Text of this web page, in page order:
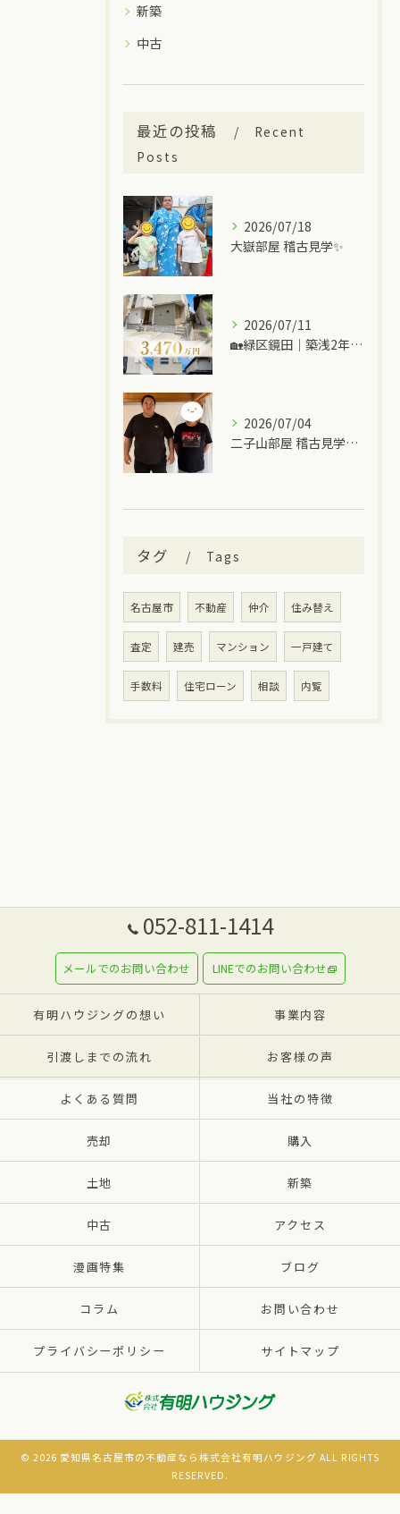
新築
中古
最近の投稿
Recent
Posts
2026/07/18
大嶽部屋 稽古見学✨
2026/07/11
🏡緑区鏡田｜築浅2年の中古一戸建て
2026/07/04
二子山部屋 稽古見学＆ちゃんこ🍲
タグ Tags
名古屋市 不動産 仲介 住み替え
査定 建売 マンション 一戸建て
手数料 住宅ローン 相談 内覧
052-811-1414
メールでのお問い合わせ LINEでのお問い合わせ
有明ハウジングの想い 事業内容
引渡しまでの流れ お客様の声
よくある質問 当社の特徴
売却 購入
土地 新築
中古 アクセス
漫画特集 ブログ
コラム お問い合わせ
プライバシーポリシー サイトマップ
© 2026 愛知県名古屋市の不動産なら株式会社有明ハウジング ALL RIGHTS
RESERVED.